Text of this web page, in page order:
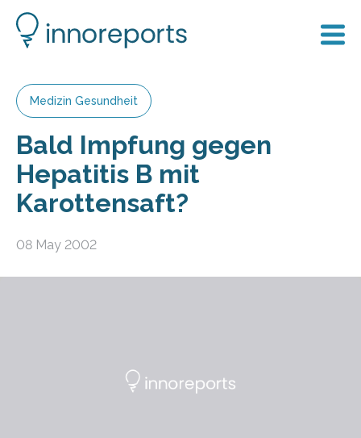
Medizin Gesundheit
Bald Impfung gegen
Hepatitis B mit
Karottensaft?
08 May 2002